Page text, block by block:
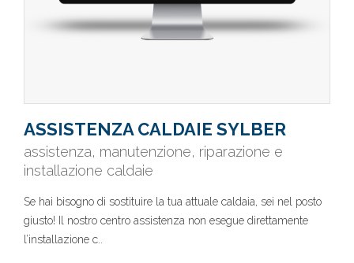
ASSISTENZA CALDAIE SYLBER
assistenza, manutenzione, riparazione e
installazione caldaie
Se hai bisogno di sostituire la tua attuale caldaia, sei nel posto
giusto! Il nostro centro assistenza non esegue direttamente
l’installazione c..